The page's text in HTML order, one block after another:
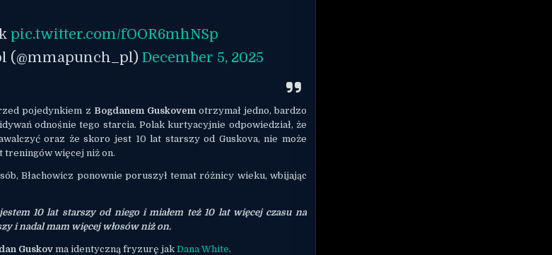
pic.twitter.com/fOOR6mhNSp
(@mmapunch_pl) December 5, 2025
pojedynkiem z Bogdanem Guskovemotrzymał jedno, bardzo
odnośnie tego starcia. Polak kurtyacyjnie odpowiedział, że
oraz że skoro jest 10 lat starszy od Guskova, nie może
treningów więcej niż on.
Błachowicz ponownie poruszył temat różnicy wieku, wbijając
10 lat starszy od niego i miałem też 10 lat więcej czasu na
i nadal mam więcej włosów niż on.
Guskovma identyczną fryzurę jakDana White.